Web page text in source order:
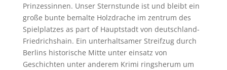
Prinzessinnen. Unser Sternstunde ist und bleibt ein
große bunte bemalte Holzdrache im zentrum des
Spielplatzes as part of Hauptstadt von deutschland-
Friedrichshain. Ein unterhaltsamer Streifzug durch
Berlins historische Mitte unter einsatz von
Geschichten unter anderem Krimi ringsherum um